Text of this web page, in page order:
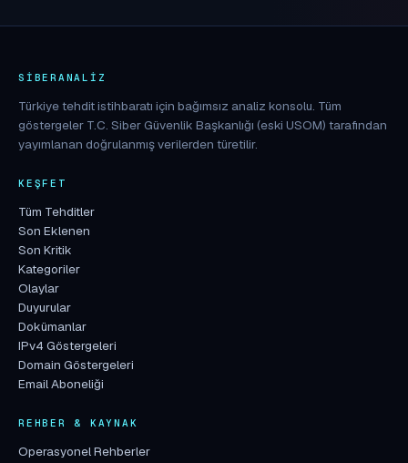
SIBERANALIZ
Türkiye tehdit istihbaratı için bağımsız analiz konsolu. Tüm
göstergeler T.C. Siber Güvenlik Başkanlığı (eski USOM) tarafından
yayımlanan doğrulanmış verilerden türetilir.
KEŞFET
Tüm Tehditler
Son Eklenen
Son Kritik
Kategoriler
Olaylar
Duyurular
Dokümanlar
IPv4 Göstergeleri
Domain Göstergeleri
Email Aboneliği
REHBER & KAYNAK
Operasyonel Rehberler